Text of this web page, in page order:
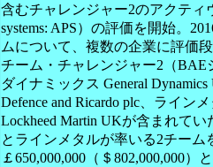
含むチャレンジャー2のアクティ
systems: APS）の評価を開始。
ムについて、複数の企業に評価
チーム・チャレンジャー2（BAE
ダイナミックス General
Defence and Ricardo plc、ライン
Lockheed Martin UKが含まれて
とラインメタルが率いる2チー
￡650,000,000（＄802,000,000